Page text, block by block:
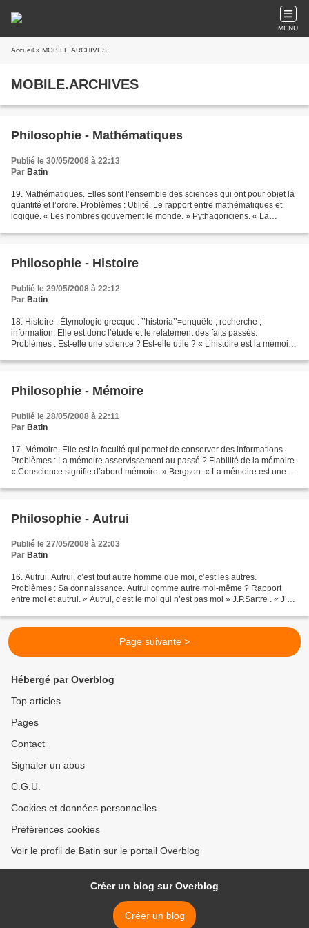
MENU
Accueil » MOBILE.ARCHIVES
MOBILE.ARCHIVES
Philosophie - Mathématiques
Publié le 30/05/2008 à 22:13
Par Batin
19. Mathématiques. Elles sont l’ensemble des sciences qui ont pour objet la
quantité et l’ordre. Problèmes : Utilité. Le rapport entre mathématiques et
logique. « Les nombres gouvernent le monde. » Pythagoriciens. « La
Philosophie - Histoire
Publié le 29/05/2008 à 22:12
Par Batin
18. Histoire . Étymologie grecque : ’’historia’’=enquête ; recherche ;
information. Elle est donc l’étude et le relatement des faits passés.
Problèmes : Est-elle une science ? Est-elle utile ? « L’histoire est la mémoire
Philosophie - Mémoire
Publié le 28/05/2008 à 22:11
Par Batin
17. Mémoire. Elle est la faculté qui permet de conserver des informations.
Problèmes : La mémoire asservissement au passé ? Fiabilité de la mémoire.
« Conscience signifie d’abord mémoire. » Bergson. « La mémoire est une
Philosophie - Autrui
Publié le 27/05/2008 à 22:03
Par Batin
16. Autrui. Autrui, c’est tout autre homme que moi, c’est les autres.
Problèmes : Sa connaissance. Autrui comme autre moi-même ? Rapport
entre moi et autrui. « Autrui, c’est le moi qui n’est pas moi » J.P.Sartre . « J’ai
Page suivante >
Hébergé par Overblog
Top articles
Pages
Contact
Signaler un abus
C.G.U.
Cookies et données personnelles
Préférences cookies
Voir le profil de Batin sur le portail Overblog
Créer un blog sur Overblog
Créer un blog